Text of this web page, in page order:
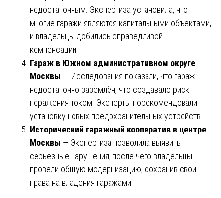
недостаточным. Экспертиза установила, что
многие гаражи являются капитальными объектами,
и владельцы добились справедливой
компенсации.
Гараж в Южном административном округе
Москвы — Исследования показали, что гараж
недостаточно заземлён, что создавало риск
поражения током. Эксперты порекомендовали
установку новых предохранительных устройств.
Исторический гаражный кооператив в центре
Москвы — Экспертиза позволила выявить
серьёзные нарушения, после чего владельцы
провели общую модернизацию, сохранив свои
права на владения гаражами.